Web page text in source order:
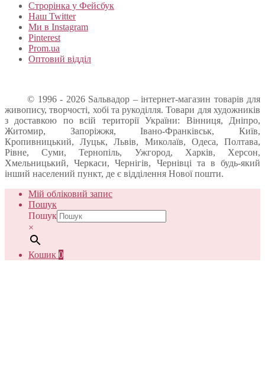
Строрінка у Фейсбук
Наш Twitter
Ми в Instagram
Pinterest
Prom.ua
Оптовий відділ
© 1996 - 2026 Sальвадор – інтернет-магазин товарів для
живопису, творчості, хобі та рукоділля. Товари для художників
з доставкою по всій території України: Вінниця, Дніпро,
Житомир, Запоріжжя, Івано-Франківськ, Київ,
Кропивницький, Луцьк, Львів, Миколаїв, Одеса, Полтава,
Рівне, Суми, Тернопіль, Ужгород, Харків, Херсон,
Хмельницький, Черкаси, Чернігів, Чернівці та в будь-який
інший населений пункт, де є відділення Нової пошти.
Мій обліковий запис
Пошук
Пошук
×
Кошик 0